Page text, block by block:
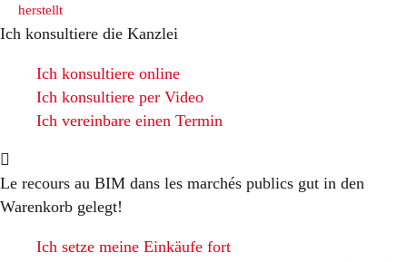
herstellt
Ich konsultiere die Kanzlei
Ich konsultiere online
Ich konsultiere per Video
Ich vereinbare einen Termin
Le recours au BIM dans les marchés publics gut in den
Warenkorb gelegt!
Ich setze meine Einkäufe fort